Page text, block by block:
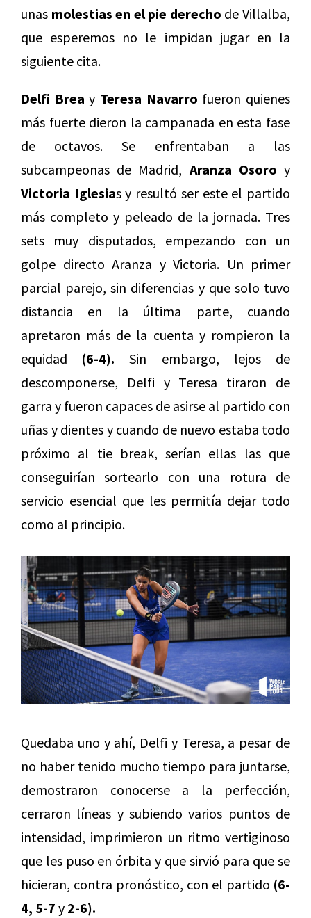
unas molestias en el pie derecho de Villalba,
que esperemos no le impidan jugar en la
siguiente cita.
Delfi Brea y Teresa Navarro fueron quienes
más fuerte dieron la campanada en esta fase
de octavos. Se enfrentaban a las
subcampeonas de Madrid, Aranza Osoro y
Victoria Iglesias y resultó ser este el partido
más completo y peleado de la jornada. Tres
sets muy disputados, empezando con un
golpe directo Aranza y Victoria. Un primer
parcial parejo, sin diferencias y que solo tuvo
distancia en la última parte, cuando
apretaron más de la cuenta y rompieron la
equidad (6-4). Sin embargo, lejos de
descomponerse, Delfi y Teresa tiraron de
garra y fueron capaces de asirse al partido con
uñas y dientes y cuando de nuevo estaba todo
próximo al tie break, serían ellas las que
conseguirían sortearlo con una rotura de
servicio esencial que les permitía dejar todo
como al principio.
Quedaba uno y ahí, Delfi y Teresa, a pesar de
no haber tenido mucho tiempo para juntarse,
demostraron conocerse a la perfección,
cerraron líneas y subiendo varios puntos de
intensidad, imprimieron un ritmo vertiginoso
que les puso en órbita y que sirvió para que se
hicieran, contra pronóstico, con el partido (6-
4, 5-7 y 2-6).